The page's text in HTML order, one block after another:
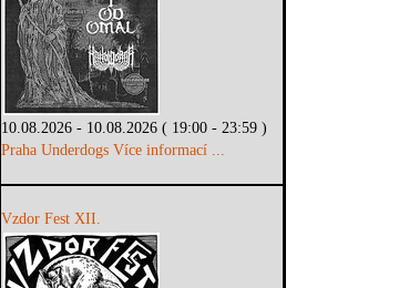
10.08.2026 - 10.08.2026 ( 19:00 - 23:59 )
Praha Underdogs Více informací ...
Vzdor Fest XII.